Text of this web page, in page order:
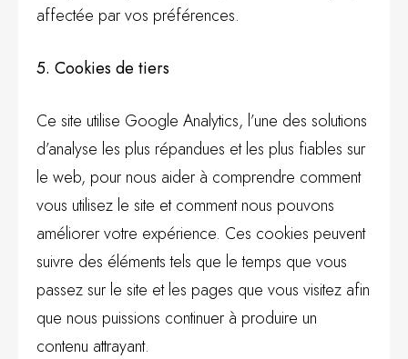
affectée par vos préférences.
5. Cookies de tiers
Ce site utilise Google Analytics, l’une des solutions
d’analyse les plus répandues et les plus fiables sur
le web, pour nous aider à comprendre comment
vous utilisez le site et comment nous pouvons
améliorer votre expérience. Ces cookies peuvent
suivre des éléments tels que le temps que vous
passez sur le site et les pages que vous visitez afin
que nous puissions continuer à produire un
contenu attrayant.